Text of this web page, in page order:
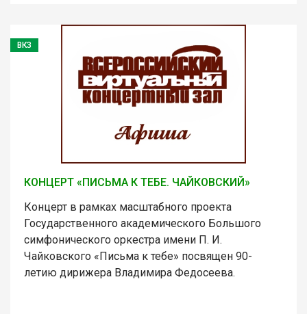
ВКЗ
КОНЦЕРТ «ПИСЬМА К ТЕБЕ. ЧАЙКОВСКИЙ»
Концерт в рамках масштабного проекта
Государственного академического Большого
симфонического оркестра имени П. И.
Чайковского «Письма к тебе» посвящен 90-
летию дирижера Владимира Федосеева.